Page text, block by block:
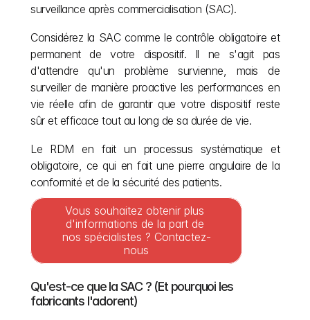
surveillance après commercialisation (SAC).
Considérez la SAC comme le contrôle obligatoire et
permanent de votre dispositif. Il ne s'agit pas
d'attendre qu'un problème survienne, mais de
surveiller de manière proactive les performances en
vie réelle afin de garantir que votre dispositif reste
sûr et efficace tout au long de sa durée de vie.
Le RDM en fait un processus systématique et
obligatoire, ce qui en fait une pierre angulaire de la
conformité et de la sécurité des patients.
Vous souhaitez obtenir plus
d'informations de la part de
nos spécialistes ? Contactez-
nous
Qu'est-ce que la SAC ? (Et pourquoi les
fabricants l'adorent)